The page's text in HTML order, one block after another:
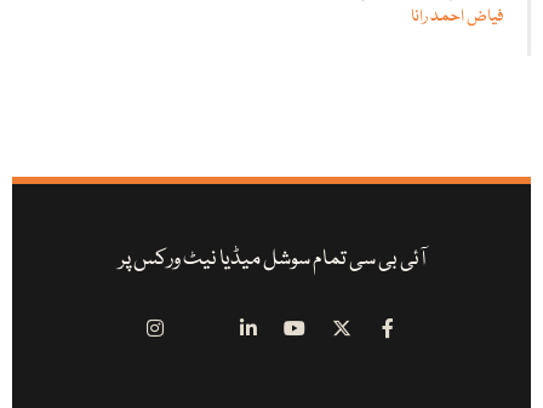
فیاض احمد رانا
آئی بی سی تمام سوشل میڈیا نیٹ ورکس پر